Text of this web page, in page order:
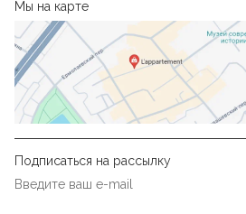
Мы на карте
Подписаться на рассылку